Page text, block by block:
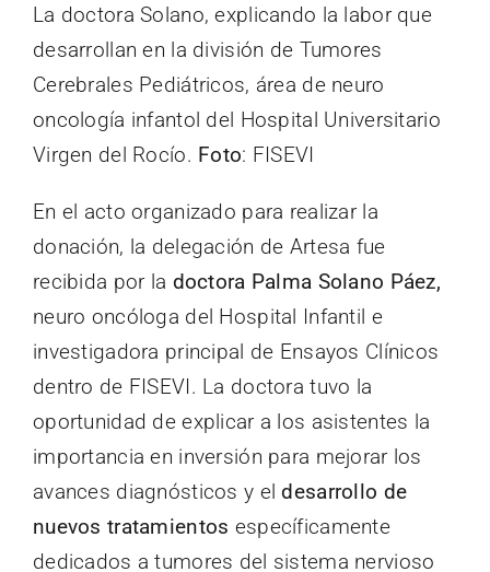
La doctora Solano, explicando la labor que
desarrollan en la división de Tumores
Cerebrales Pediátricos, área de neuro
oncología infantol del Hospital Universitario
Virgen del Rocío. Foto: FISEVI
En el acto organizado para realizar la
donación, la delegación de Artesa fue
recibida por la doctora Palma Solano Páez,
neuro oncóloga del Hospital Infantil e
investigadora principal de Ensayos Clínicos
dentro de FISEVI. La doctora tuvo la
oportunidad de explicar a los asistentes la
importancia en inversión para mejorar los
avances diagnósticos y el desarrollo de
nuevos tratamientos específicamente
dedicados a tumores del sistema nervioso